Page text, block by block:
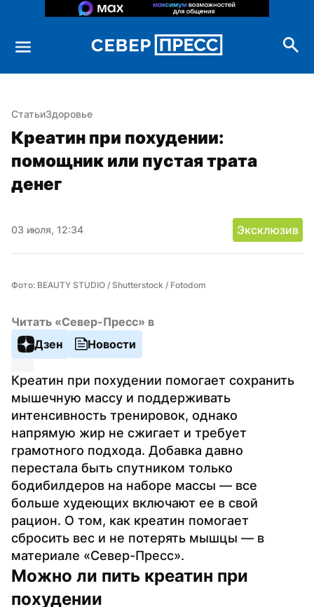
СтатьиЗдоровье
Креатин при похудении:
помощник или пустая трата
денег
03 июля, 12:34 Эксклюзив
Фото: BEAUTY STUDIO / Shutterstock / Fotodom
Читать «Север-Пресс» в
Дзен
Новости
Креатин при похудении помогает сохранить
мышечную массу и поддерживать
интенсивность тренировок, однако
напрямую жир не сжигает и требует
грамотного подхода. Добавка давно
перестала быть спутником только
бодибилдеров на наборе массы — все
больше худеющих включают ее в свой
рацион. О том, как креатин помогает
сбросить вес и не потерять мышцы — в
материале «Север-Пресс».
Можно ли пить креатин при
похудении